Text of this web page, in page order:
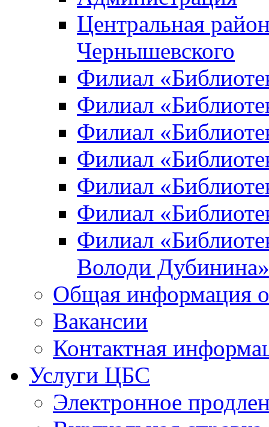
Центральная
Чернышевского
Филиал
Филиал
Филиал
Филиал
Филиал
Филиал
Филиал
Володи Дубинина»
Общая информация
Вакансии
Контактная
Услуги ЦБС
Электронное